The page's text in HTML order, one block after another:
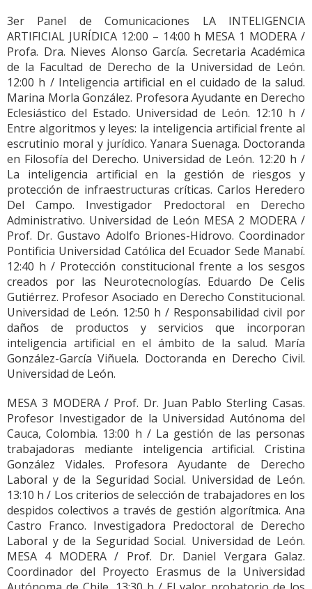
3er Panel de Comunicaciones LA INTELIGENCIA
ARTIFICIAL JURÍDICA 12:00 – 14:00 h MESA 1 MODERA /
Profa. Dra. Nieves Alonso García. Secretaria Académica
de la Facultad de Derecho de la Universidad de León.
12:00 h / Inteligencia artificial en el cuidado de la salud.
Marina Morla González. Profesora Ayudante en Derecho
Eclesiástico del Estado. Universidad de León. 12:10 h /
Entre algoritmos y leyes: la inteligencia artificial frente al
escrutinio moral y jurídico. Yanara Suenaga. Doctoranda
en Filosofía del Derecho. Universidad de León. 12:20 h /
La inteligencia artificial en la gestión de riesgos y
protección de infraestructuras críticas. Carlos Heredero
Del Campo. Investigador Predoctoral en Derecho
Administrativo. Universidad de León MESA 2 MODERA /
Prof. Dr. Gustavo Adolfo Briones-Hidrovo. Coordinador
Pontificia Universidad Católica del Ecuador Sede Manabí.
12:40 h / Protección constitucional frente a los sesgos
creados por las Neurotecnologías. Eduardo De Celis
Gutiérrez. Profesor Asociado en Derecho Constitucional.
Universidad de León. 12:50 h / Responsabilidad civil por
daños de productos y servicios que incorporan
inteligencia artificial en el ámbito de la salud. María
González-García Viñuela. Doctoranda en Derecho Civil.
Universidad de León.
MESA 3 MODERA / Prof. Dr. Juan Pablo Sterling Casas.
Profesor Investigador de la Universidad Autónoma del
Cauca, Colombia. 13:00 h / La gestión de las personas
trabajadoras mediante inteligencia artificial. Cristina
González Vidales. Profesora Ayudante de Derecho
Laboral y de la Seguridad Social. Universidad de León.
13:10 h / Los criterios de selección de trabajadores en los
despidos colectivos a través de gestión algorítmica. Ana
Castro Franco. Investigadora Predoctoral de Derecho
Laboral y de la Seguridad Social. Universidad de León.
MESA 4 MODERA / Prof. Dr. Daniel Vergara Galaz.
Coordinador del Proyecto Erasmus de la Universidad